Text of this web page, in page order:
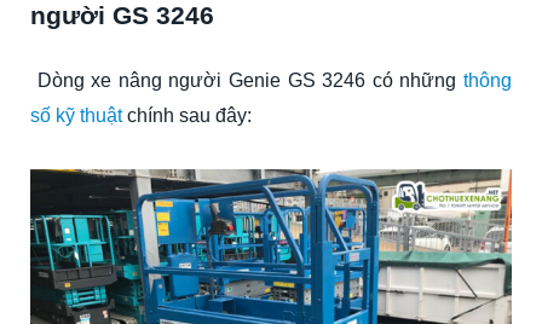
người GS 3246
Dòng xe nâng người Genie GS 3246 có những thông
số kỹ thuậtchính sau đây: